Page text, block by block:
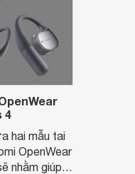
đ
4
hai mẫu tai
OpenWear
nhằm giúp